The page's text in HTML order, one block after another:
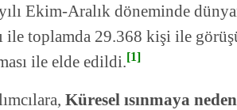
Ekim-Aralık döneminde
ile toplamda 29.368 kişi ile
ile elde edildi.[1]
Küresel ısınmaya